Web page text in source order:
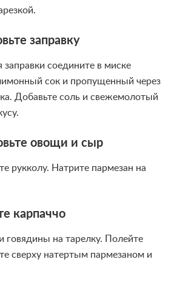
заправку
соедините в миске
сок и пропущенный через
Добавьте соль и свежемолотый
овощи и сыр
рукколу. Натрите пармезан на
карпаччо
говядины на тарелку. Полейте
сверху натертым пармезаном и